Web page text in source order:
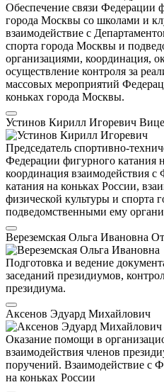
Обеспечение связи Федерации
города Москвы со школами и
взаимодействие с
спорта города Москвы и
организациями, координация,
осуществление контроля за
массовых мероприятий
коньках города Москвы.
Устинов Кирилл Игоревич
Председатель спортивно-
Федерации фигурного катания
координация взаимодействия
катания на коньках России,
физической культуры и спорта
подведомственными ему
Вереземская Ольга Ивановна
Подготовка и ведение
заседаний президиумов,
президиума.
Аксенов Эдуард Михайлович
Оказание помощи в
взаимодействия членов
поручений. Взаимодействие с
на коньках России